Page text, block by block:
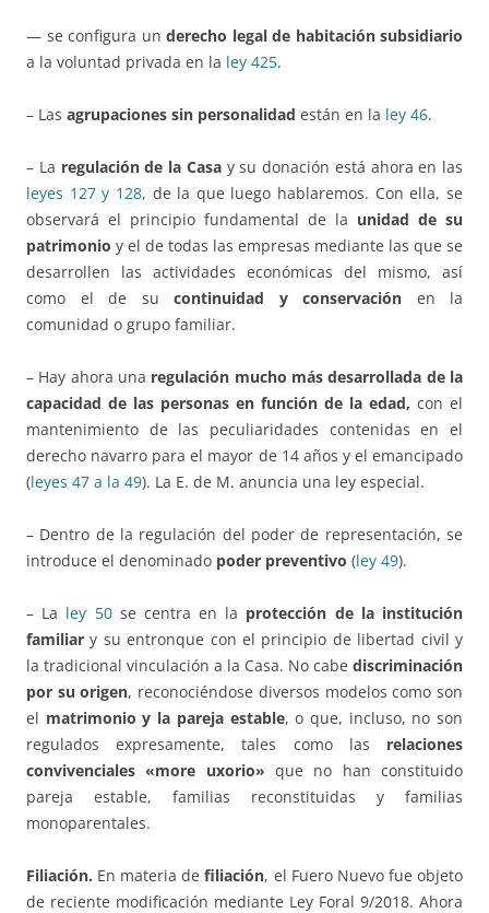
— se configura un derecho legal de habitación subsidiario
a la voluntad privada en la ley 425.
– Las agrupaciones sin personalidad están en la ley 46.
– La regulación de la Casay su donación está ahora en las
leyes 127 y 128, de la que luego hablaremos. Con ella, se
observará el principio fundamental de la unidad de su
patrimonio y el de todas las empresas mediante las que se
desarrollen las actividades económicas del mismo, así
como el de su continuidad y conservación en la
comunidad o grupo familiar.
– Hay ahora una regulación mucho más desarrollada de la
capacidad de las personas en función de la edad, con el
mantenimiento de las peculiaridades contenidas en el
derecho navarro para el mayor de 14 años y el emancipado
(leyes 47 a la 49). La E. de M. anuncia una ley especial.
– Dentro de la regulación del poder de representación, se
introduce el denominado poder preventivo (ley 49).
– La ley 50se centra en la protección de la institución
familiar y su entronque con el principio de libertad civil y
la tradicional vinculación a la Casa. No cabe discriminación
por su origen, reconociéndose diversos modelos como son
el matrimonio y la pareja estable, o que, incluso, no son
regulados expresamente, tales como las relaciones
convivenciales «more uxorio» que no han constituido
pareja estable, familias reconstituidas y familias
monoparentales.
Filiación. En materia defiliación, el Fuero Nuevo fue objeto
de reciente modificación mediante Ley Foral 9/2018. Ahora